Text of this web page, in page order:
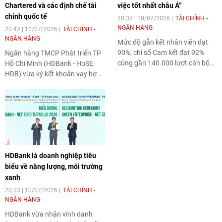
Chartered và các định chế tài
chính quốc tế
20:42 | 10/07/2026
TÀI CHÍNH -
NGÂN HÀNG
Ngân hàng TMCP Phát triển TP
Hồ Chí Minh (HDBank - HoSE:
HDB) vừa ký kết khoản vay hợp
Khoản vay Xã hội (Social Loan)
trị giá 721 triệu USD, vượt
khoảng 60% quy mô huy động
ban đầu. Thành công của giao
dịch tiếp tục khẳng định niềm tin
của các định chế tài chính quốc
tế đối với năng lực quản trị,
chiến lược phát triển bền vững
và triển vọng tăng trưởng của
HDBank.
việc tốt nhất châu Á”
20:37 | 10/07/2026
TÀI CHÍNH -
NGÂN HÀNG
Mức độ gắn kết nhân viên đạt
90%, chỉ số Cam kết đạt 92%
cùng gần 140.000 lượt cán bộ
HDBank là doanh nghiệp tiêu
biểu về năng lượng, môi trường
xanh
20:33 | 10/07/2026
TÀI CHÍNH -
NGÂN HÀNG
HDBankvừa nhận vinh danh